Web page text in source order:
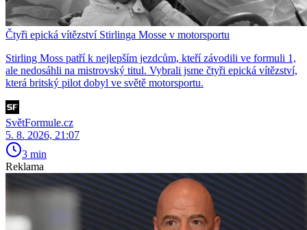
Čtyři epická vítězství Stirlinga Mosse v motorsportu
Stirling Moss patří k nejlepším jezdcům, kteří závodili ve formuli 1,
ale nedosáhli na mistrovský titul. Vybrali jsme čtyři epická vítězství,
která britský pilot dobyl ve světě motorsportu.
SvětFormule.cz
5. 8. 2026, 21:07
3 min
Reklama